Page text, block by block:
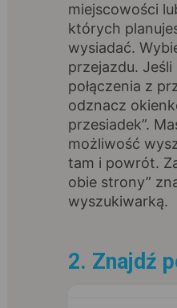
miejscowości
których
wysiadać.
przejazdu. Jeśli
połączenia z
odznacz
przesiadek”.
możliwość
tam i powrót.
obie strony”
wyszukiwarką.
2. Znajdź